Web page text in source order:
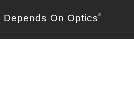
Depends On Optics ®